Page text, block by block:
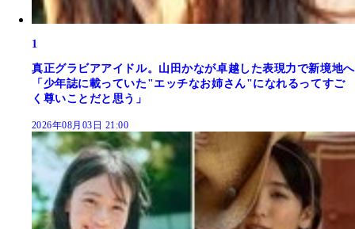
1
真正グラビアアイドル。山田かなが卓越した表現力で新境地へ
「少年誌に載っていた"エッチなお姉さん"になれるってすご
く尊いことだと思う」
2026年08月03日 21:00